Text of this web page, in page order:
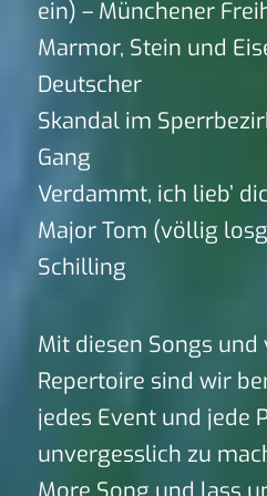
ein) – Münchener
Marmor, Stein und
Deutscher
Skandal im
Gang
Verdammt, ich lieb’
Major Tom (völlig
Schilling
Mit diesen Songs
Repertoire sind wir
jedes Event und jede
unvergesslich zu